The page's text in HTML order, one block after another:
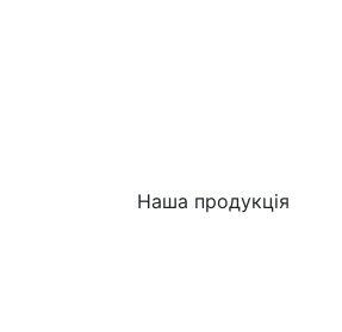
Наша продукція